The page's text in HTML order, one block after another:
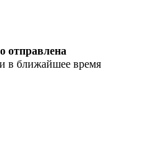
отправлена
в ближайшее время